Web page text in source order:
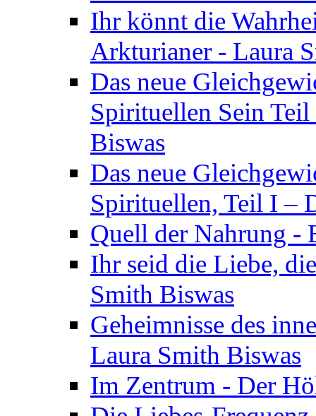
Ihr könnt die
Arkturianer - Laura
Das neue
Spirituellen Sein
Biswas
Das neue
Spirituellen, Teil I –
Quell der Nahrung -
Ihr seid die Liebe,
Smith Biswas
Geheimnisse des
Laura Smith Biswas
Im Zentrum - Der